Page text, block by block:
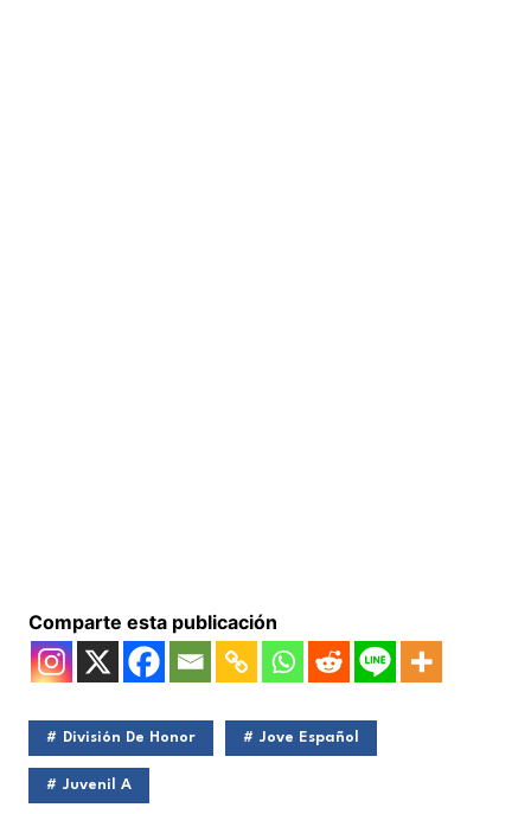
Comparte esta publicación
División De Honor Jove Español
Juvenil A